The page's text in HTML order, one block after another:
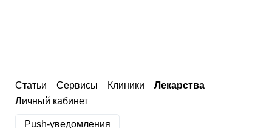
Статьи Сервисы Клиники
Лекарства
Личный кабинет
Push-уведомления